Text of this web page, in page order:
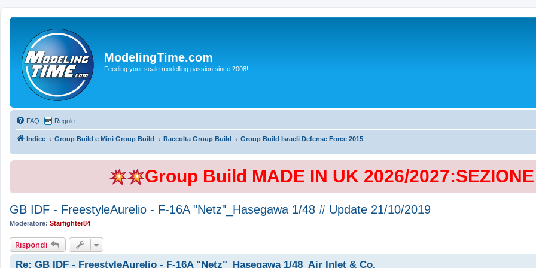
ModelingTime.com
Feeding your scale modelling passion since 2008!
FAQ Regole
Indice Group Build e Mini Group Build Raccolta Group Build Group Build Israeli Defense Force 2015
Group Build MADE IN UK 2026/
GB IDF - FreestyleAurelio - F-16A "Netz"_Hasegawa 1/48 # Update 21/10/2019
Moderatore: Starfighter84
Rispondi
Re: GB IDF - FreestyleAurelio - F-16A "Netz"_Hasegawa 1/48_Air Inlet & Co.